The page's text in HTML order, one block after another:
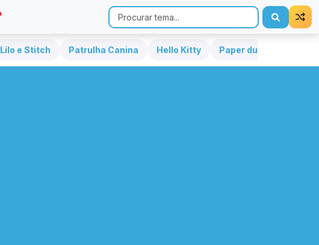
Lilo e Stitch Patrulha Canina Hello Kitty Paper duck